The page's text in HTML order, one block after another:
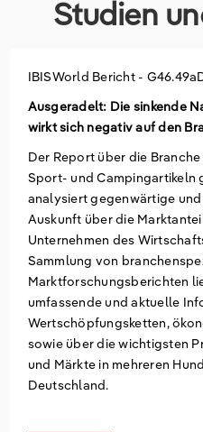
Studien
IBISWorld Bericht -
Ausgeradelt: Die sinkende
wirkt sich negativ auf den
Der Report über die
Sport- und Campingartikeln
analysiert gegenwärtige
Auskunft über die
Unternehmen des
Sammlung von
Marktforschungsberichten
umfassende und aktuelle
Wertschöpfungsketten,
sowie über die wichtigsten
und Märkte in mehreren
Deutschland.
Information und
Freiberufliche,
Italien
Irland
Spanien
Vereinigtes Königreich
Private Equity
Sales Vertrieb
Bibliotheken